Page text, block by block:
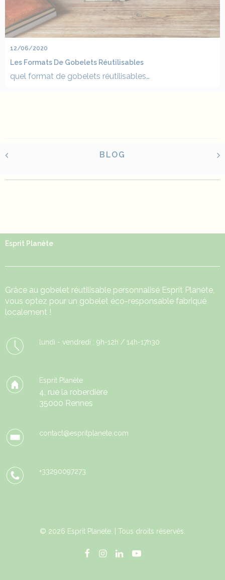
12/06/2020
Les Formats De Gobelets Réutilisables
quel format de gobelets réutilisables…
BLOG
Esprit Planète
Grâce au gobelet réutilisable personnalisé Esprit Planète,
vous optez pour un gobelet éco-responsable fabriqué
localement !
lundi - vendredi : 9h-12h / 14h-17h30
Esprit Planète
4, rue la roberdière
35000 Rennes
contact@espritplanete.com
+33290097273
© 2026 Esprit Planete. | Tous droits réservés.